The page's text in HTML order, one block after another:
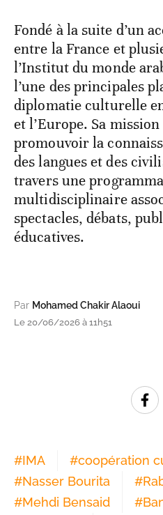
Fondé à la suite d’un
entre la France et
l’Institut du monde
l’une des principales
diplomatie culturelle
et l’Europe. Sa
promouvoir la
des langues et des
travers une
multidisciplinaire
spectacles, débats,
éducatives.
Par Mohamed Chakir Alaoui
Le 20/06/2026 à 11h51
#IMA #coopération
#Nasser Bourita #
#Mehdi Bensaid #